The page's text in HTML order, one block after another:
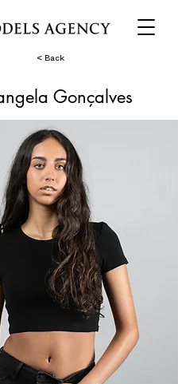
< Back
Gonçalves